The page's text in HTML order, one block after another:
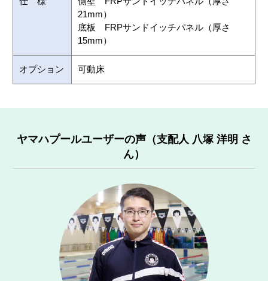
21mm）
底板 FRPサンドイッチパネル（厚さ
15mm）
オプション 可動床
ヤマハプールユーザーの声（支配人 八塚 洋明 さ
ん）